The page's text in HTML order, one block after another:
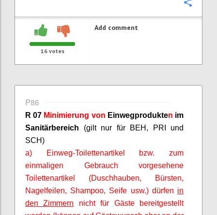
16votes
Add comment
P86
R 07 Minimierung von Einwegprodukten im
Sanitärbereich (gilt nur für BEH, PRI und
SCH)
a) Einweg-Toilettenartikel bzw. zum
einmaligen Gebrauch vorgesehene
Toilettenartikel (Duschhauben, Bürsten,
Nagelfeilen, Shampoo, Seife usw.) dürfen in
den Zimmern nicht für Gäste bereitgestellt